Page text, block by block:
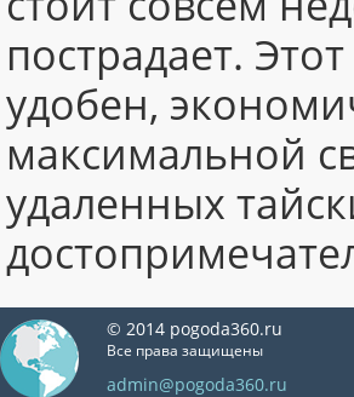
пострадает.
удобен,
максимальной
удаленных
© 2014 pogoda360.ru
Все права защищены
admin@pogoda360.ru